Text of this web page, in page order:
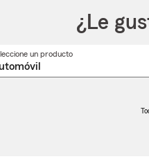
¿Le
un productoSeleccione